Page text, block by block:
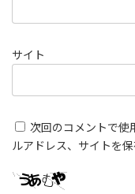
サイト
次回のコメントで使
ルアドレス、サイトを保